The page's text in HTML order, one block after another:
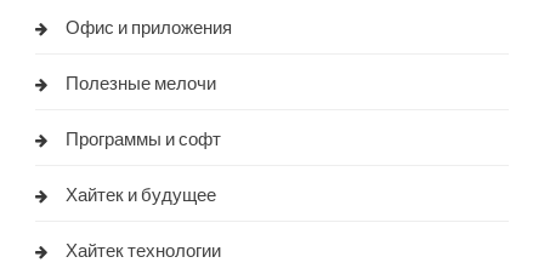
Офис и приложения
Полезные мелочи
Программы и софт
Хайтек и будущее
Хайтек технологии